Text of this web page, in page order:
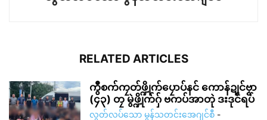
RELATED ARTICLES
ကွဳစက်ကၠတ်ဖ္ဍိုက်ပၠောပ်နင် ကောန်ဍုင်ဗၟာ
(၄၃) တၠ မွဲဖ္ဍိုက်ဂှ် ဗကပ်အာတုဲ ဒးဒုင်ရပ်
လွတ်လပ်သော မွန်သတင်းအေဂျင်စီ -